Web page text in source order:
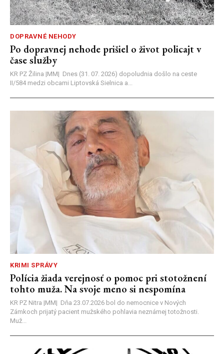
DOPRAVNÉ NEHODY
Po dopravnej nehode prišiel o život policajt v
čase služby
KR PZ Žilina |MM| Dnes (31. 07. 2026) dopoludnia došlo na ceste
II/584 medzi obcami Liptovská Sielnica a...
KRIMI SPRÁVY
Polícia žiada verejnosť o pomoc pri stotožnení
tohto muža. Na svoje meno si nespomína
KR PZ Nitra |MM| Dňa 23.07.2026 bol do nemocnice v Nových
Zámkoch prijatý pacient mužského pohlavia neznámej totožnosti.
Muž...